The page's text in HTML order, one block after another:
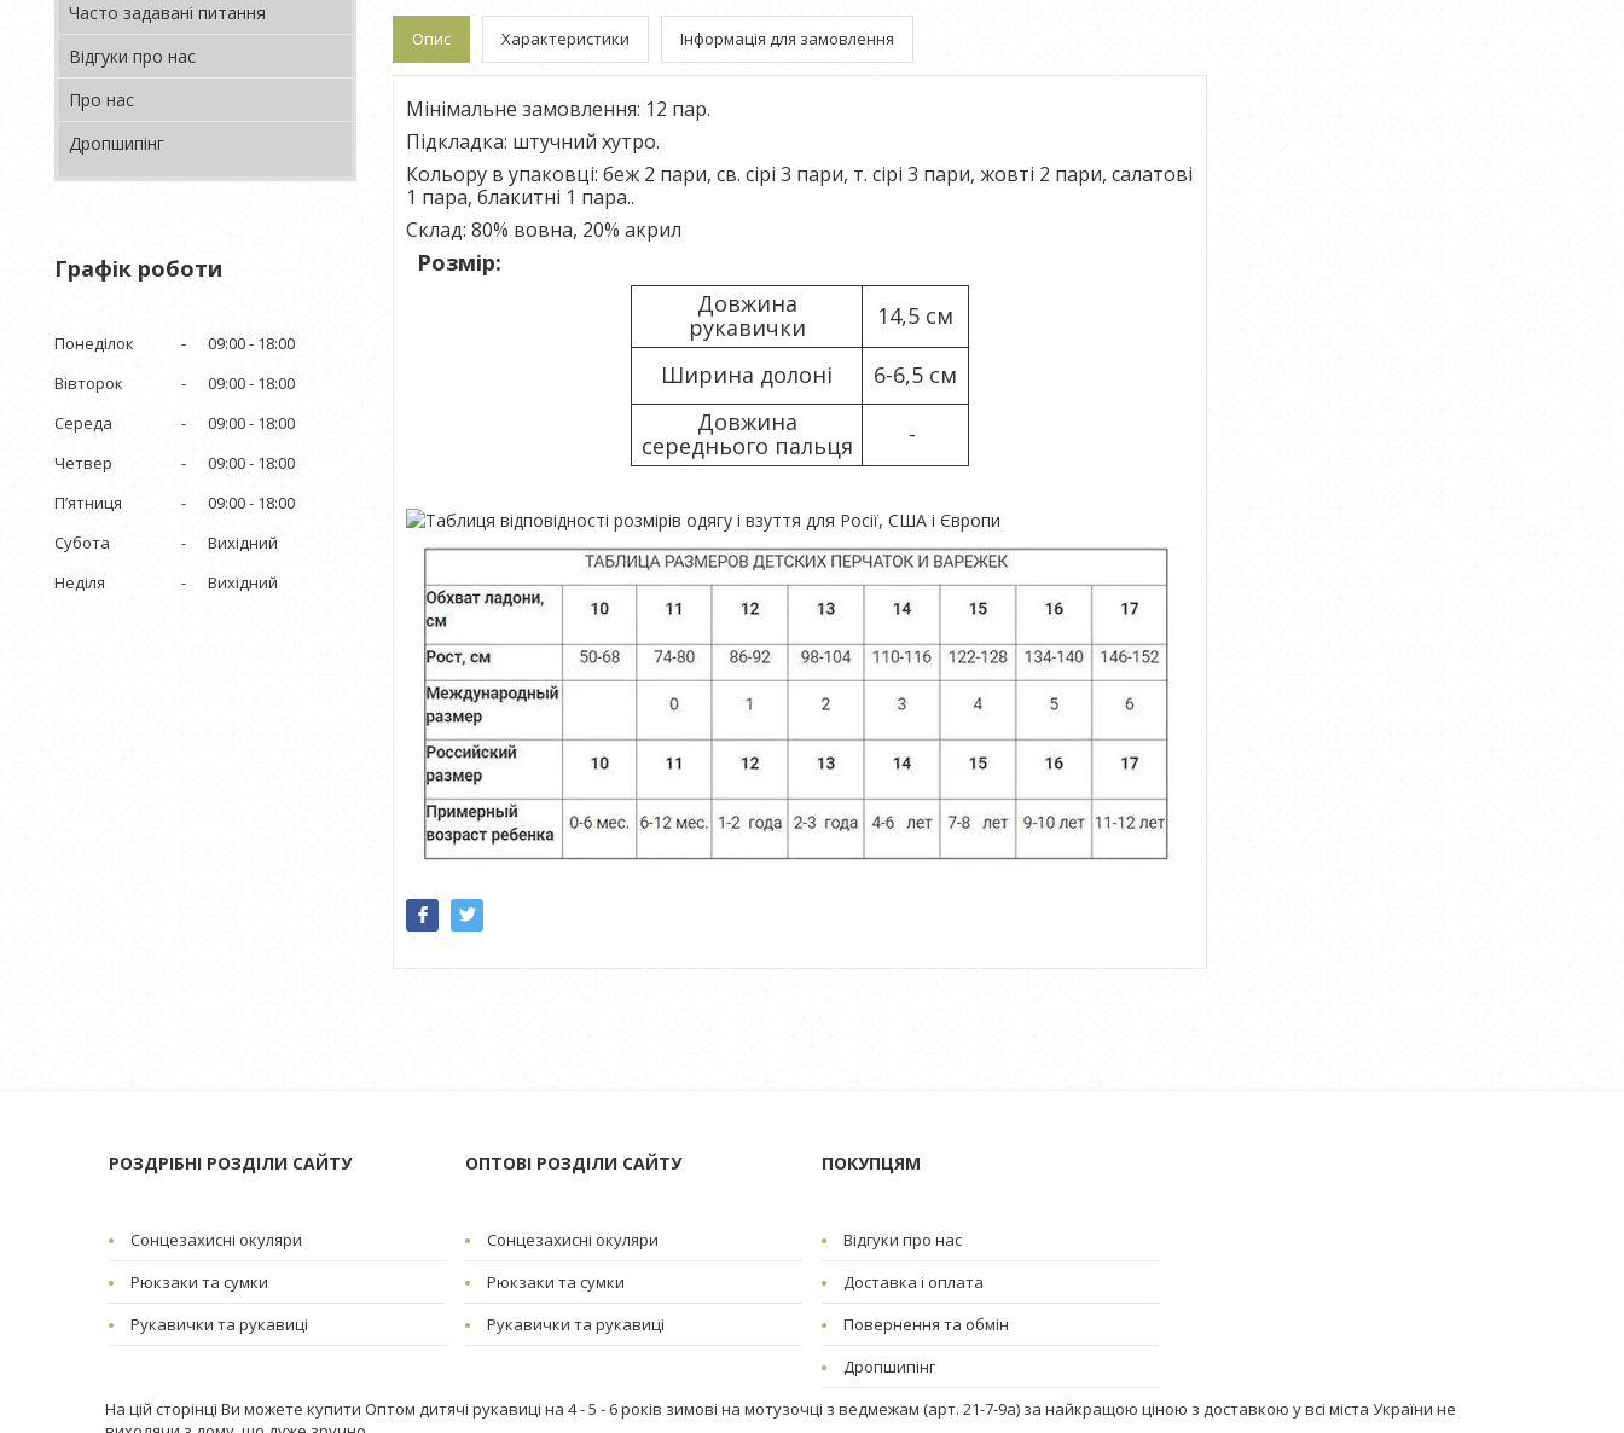
Часто задавані питання
Відгуки про нас
Про нас
Дропшипінг
Графік роботи
Понеділок 09:00
18:00
Вівторок
09:00
18:00
Середа
09:00
18:00
Четвер
09:00
18:00
Пʼятниця
09:00
18:00
Субота
Вихідний
Неділя
Вихідний
Опис Характеристики Інформація для замовлення
Мінімальне замовлення: 12 пар.
Підкладка: штучний хутро.
Кольору в упаковці: беж 2 пари, св. сірі 3 пари, т. сірі 3 пари, жовті 2 пари, салатові
1 пара, блакитні 1 пара..
Склад: 80% вовна, 20% акрил
Розмір:
Довжина
рукавички
14,5 см
Ширина долоні
6-6,5 см
Довжина
середнього пальця
-
РОЗДРІБНІ РОЗДІЛИ САЙТУ
Сонцезахисні окуляри
Рюкзаки та сумки
Рукавички та рукавиці
ОПТОВІ РОЗДІЛИ САЙТУ
Сонцезахисні окуляри
Рюкзаки та сумки
Рукавички та рукавиці
ПОКУПЦЯМ
Відгуки про нас
Доставка і оплата
Повернення та обмін
Дропшипінг
На цій сторінці Ви можете купити Оптом дитячі рукавиці на 4 - 5 - 6 років зимові на мотузочці з ведмежам (арт. 21-7-9а) за найкращою ціною з доставкою у всі міста України не